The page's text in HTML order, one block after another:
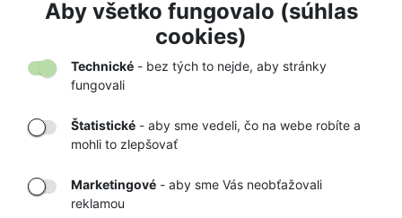
Aby všetko fungovalo (súhlas
cookies)
Technické - bez tých to nejde, aby stránky
fungovali
Štatistické - aby sme vedeli, čo na webe robíte a
mohli to zlepšovať
Marketingové - aby sme Vás neobťažovali
reklamou
ZVONČEK NA MEDVEDE COGHLANS
7,50 € 7,90 €
TOVARU AŽ K
VÁM DOMOV
OBCHOD